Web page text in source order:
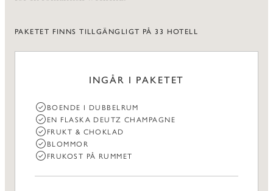
PAKETET FINNS TILLGÄNGLIGT PÅ 33 HOTELL
INGÅR I PAKETET
BOENDE I DUBBELRUM
EN FLASKA DEUTZ CHAMPAGNE
FRUKT & CHOKLAD
BLOMMOR
FRUKOST PÅ RUMMET